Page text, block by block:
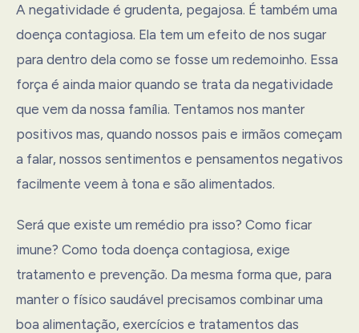
A negatividade é grudenta, pegajosa. É também uma
doença contagiosa. Ela tem um efeito de nos sugar
para dentro dela como se fosse um redemoinho. Essa
força é ainda maior quando se trata da negatividade
que vem da nossa família. Tentamos nos manter
positivos mas, quando nossos pais e irmãos começam
a falar, nossos sentimentos e pensamentos negativos
facilmente veem à tona e são alimentados.
Será que existe um remédio pra isso? Como ficar
imune? Como toda doença contagiosa, exige
tratamento e prevenção. Da mesma forma que, para
manter o físico saudável precisamos combinar uma
boa alimentação, exercícios e tratamentos das